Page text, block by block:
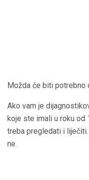
Možda će biti potrebno
Ako vam je
koje ste imali u roku od
treba pregledati i
ne.